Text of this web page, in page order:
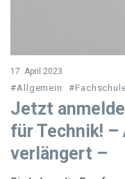
17. April 2023
#Allgemein
Jetzt
für Technik!
verlängert –